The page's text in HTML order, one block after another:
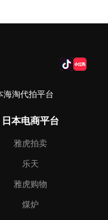
淘代拍平台
日本电商平台
雅虎拍卖
乐天
雅虎购物
煤炉